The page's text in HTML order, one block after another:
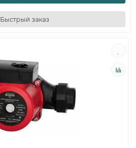
Быстрый заказ